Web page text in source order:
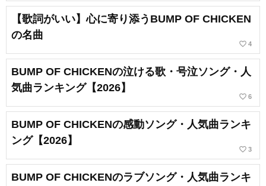
【歌詞がいい】心に寄り添うBUMP OF CHICKEN
の名曲
favorite_border 4
BUMP OF CHICKENの泣ける歌・号泣ソング・人
気曲ランキング【2026】
favorite_border 6
BUMP OF CHICKENの感動ソング・人気曲ランキ
ング【2026】
favorite_border 3
BUMP OF CHICKENのラブソング・人気曲ランキ